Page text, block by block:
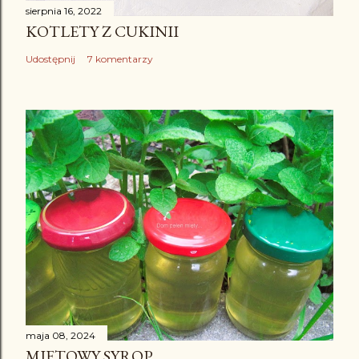
sierpnia 16, 2022
KOTLETY Z CUKINII
Udostępnij 7 komentarzy
maja 08, 2024